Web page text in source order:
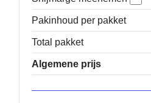
Pakinhoud per pakket
Total pakket
Algemene prijs